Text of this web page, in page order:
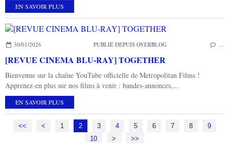
EN SAVOIR PLUS
30/01/2026 PUBLIÉ DEPUIS OVERBLOG
[REVUE CINEMA BLU-RAY] TOGETHER
Bienvenue sur la chaîne YouTube officielle de Metropolitan Films !
Apprenez-en plus sur nos films à venir : bandes-annonces,...
EN SAVOIR PLUS
<< < 1 2 3 4 5 6 7 8
9
10
20
30
40
50
60
70
80
90
> >>